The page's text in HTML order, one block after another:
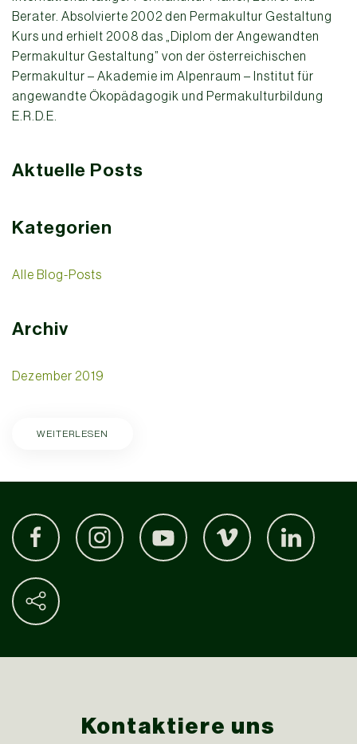
Berater. Absolvierte 2002 den Permakultur Gestaltung
Kurs und erhielt 2008 das „Diplom der Angewandten
Permakultur Gestaltung” von der österreichischen
Permakultur – Akademie im Alpenraum – Institut für
angewandte Ökopädagogik und Permakulturbildung
E.R.D.E.
Aktuelle Posts
Kategorien
Alle Blog-Posts
Archiv
Dezember 2019
WEITERLESEN
Kontaktiere uns